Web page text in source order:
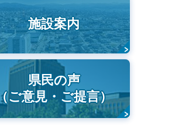
施設案内
県民の声
（ご意見・ご提言）